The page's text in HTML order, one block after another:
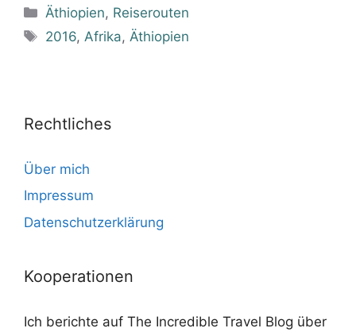
Kategorien
Äthiopien, Reiserouten
Schlagwörter
2016, Afrika, Äthiopien
Rechtliches
Über mich
Impressum
Datenschutzerklärung
Kooperationen
Ich berichte auf The Incredible Travel Blog über